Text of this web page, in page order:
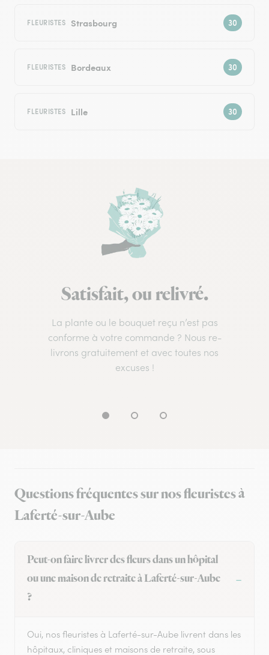
FLEURISTES Strasbourg
FLEURISTES Bordeaux
FLEURISTES Lille
Satisfait, ou relivré.
La plante ou le bouquet reçu n’est pas
conforme à votre commande ? Nous re-
livrons gratuitement et avec toutes nos
excuses !
Questions fréquentes sur nos fleuristes à
Laferté-sur-Aube
Peut-on faire livrer des fleurs dans un hôpital
ou une maison de retraite à Laferté-sur-Aube
?
Oui, nos fleuristes à Laferté-sur-Aube livrent dans les
hôpitaux, cliniques et maisons de retraite, sous